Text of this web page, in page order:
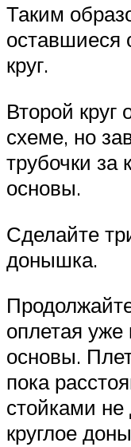
Таким
оставшиеся
круг.
Второй круг
схеме, но
трубочки за
основы.
Сделайте
донышка.
оплетая уже
основы.
пока
стойками не
круглое